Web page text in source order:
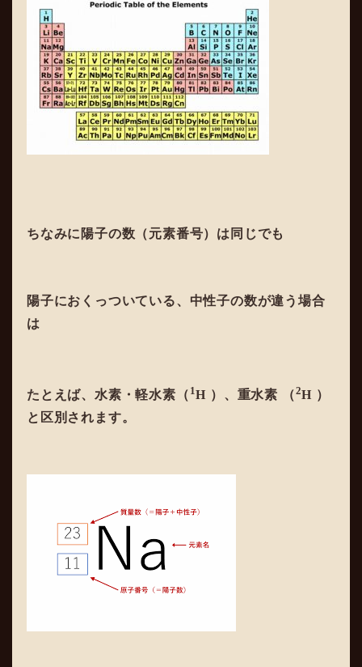
ちなみに陽子の数（元素番号）は同じでも
陽子におくっついている、中性子の数が違う場合
は
たとえば、水素・軽水素（ 1H ）、重水素 （ 2H ）
と区別されます。